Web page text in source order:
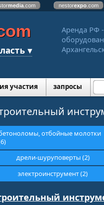
media .com nestorexpo .com
▾
Аренда РФ
участия запросы
отбойные молотки
дрели-шуруповерты (2)
электроинструмент (2)